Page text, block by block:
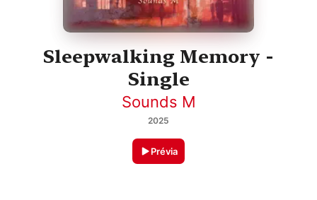
Sleepwalking Memory -
Single
Sounds M
2025
Prévia